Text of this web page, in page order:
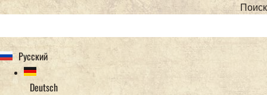
Поиск
Русский
Deutsch